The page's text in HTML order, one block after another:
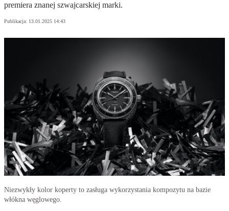
premiera znanej szwajcarskiej marki.
Publikacja: 13.01.2025 14:43
Niezwykły kolor koperty to zasługa wykorzystania kompozytu na bazie
włókna węglowego.